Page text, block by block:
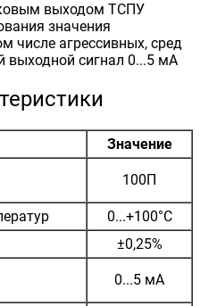
выходом ТСПУ
значения
числе агрессивных, сред
выходной сигнал 0...5 мА
Значение
100П
0...+100°C
±0,25%
0...5 мА